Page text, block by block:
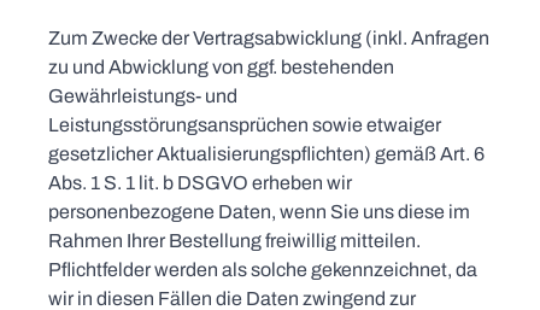
Zum Zwecke der Vertragsabwicklung (inkl. Anfragen
zu und Abwicklung von ggf. bestehenden
Gewährleistungs- und
Leistungsstörungsansprüchen sowie etwaiger
gesetzlicher Aktualisierungspflichten) gemäß Art. 6
Abs. 1 S. 1 lit. b DSGVO erheben wir
personenbezogene Daten, wenn Sie uns diese im
Rahmen Ihrer Bestellung freiwillig mitteilen.
Pflichtfelder werden als solche gekennzeichnet, da
wir in diesen Fällen die Daten zwingend zur